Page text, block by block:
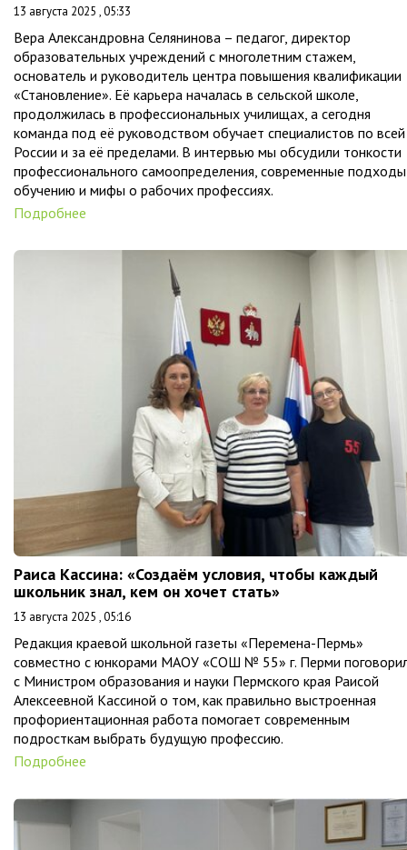
13 августа 2025 , 05:33
Вера Александровна Селянинова – педагог, директор
образовательных учреждений с многолетним стажем,
основатель и руководитель центра повышения квалификации
«Становление». Её карьера началась в сельской школе,
продолжилась в профессиональных училищах, а сегодня
команда под её руководством обучает специалистов по всей
России и за её пределами. В интервью мы обсудили тонкости
профессионального самоопределения, современные
обучению и мифы о рабочих профессиях.
Подробнее
Раиса Кассина: «Создаём условия, чтобы каждый
школьник знал, кем он хочет стать»
13 августа 2025 , 05:16
Редакция краевой школьной газеты «Перемена-Пермь»
совместно с юнкорами МАОУ «СОШ № 55» г. Перми
с Министром образования и науки Пермского края Раисой
Алексеевной Кассиной о том, как правильно выстроенная
профориентационная работа помогает современным
подросткам выбрать будущую профессию.
Подробнее